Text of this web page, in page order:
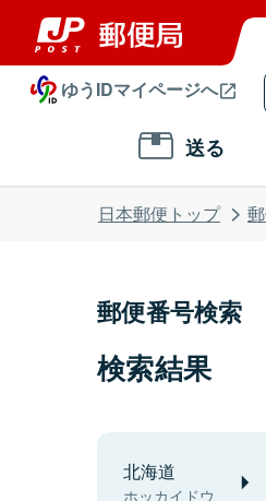
ゆうIDマイページへ
送る
日本郵便トップ
郵便番号検索
検索結果
北海道
ホッカイドウ